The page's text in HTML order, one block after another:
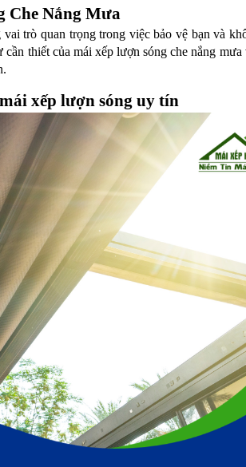
Che Nắng Mưa
trò quan trọng trong việc bảo vệ bạn và
thiết của mái xếp lượn sóng che nắng mưa
xếp lượn sóng uy tín